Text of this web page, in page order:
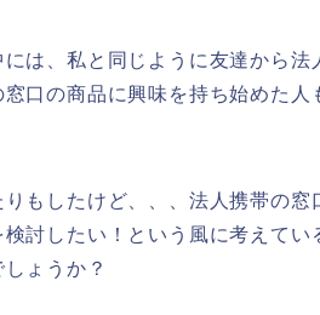
は、私と同じように友達から法
口の商品に興味を持ち始めた人
もしたけど、、、法人携帯の窓
討したい！という風に考えてい
ょうか？